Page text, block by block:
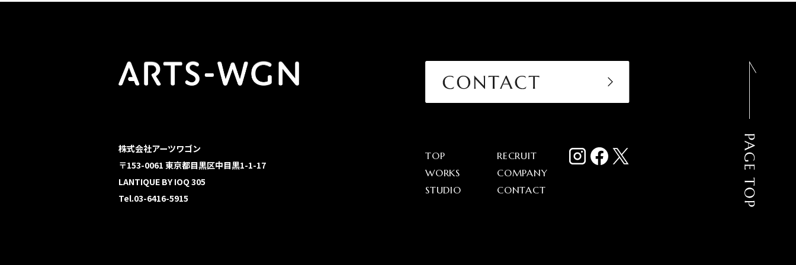
TOP
WORKS
STUDIO
RECRUIT
COMPANY
CONTACT
株式会社アーツワゴン
〒153-0061 東京都目黒区中目黒1-1-17
LANTIQUE BY IOQ 305
Tel.03-6416-5915